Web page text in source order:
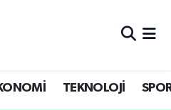
TEKNOLOJİ